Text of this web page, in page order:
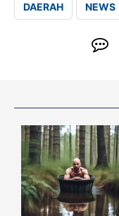
DAERAH NEWS